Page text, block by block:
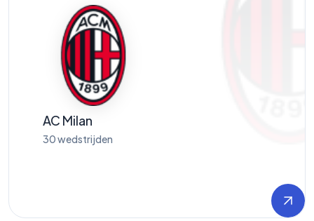
AC Milan
30wedstrijden